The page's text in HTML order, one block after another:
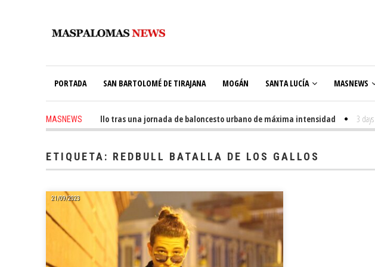
PORTADA SAN BARTOLOMÉ DE TIRAJANA MOGÁN SANTA LUCÍA MASNEWS
MASNEWS
KING OF Valsequillo tras una jornada de baloncesto urbano de máxima intensidad 3 days ago -
ETIQUETA: REDBULL BATALLA DE LOS GALLOS
21/09/2023